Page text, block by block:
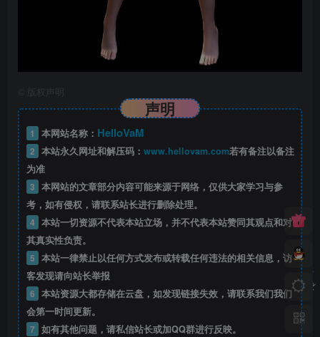
版权声明
声明
1 本网站名称： HelloVaM
2 本站永久网址和解压码： www.hellovam.com若有备注以备注
为准
3 本网站的文章部分内容可能来源于网络，仅供大家学习与参
考，如有侵权，请联系站长进行删除处理。
4 本站一切资源不代表本站立场，并不代表本站赞同其观点和对
其真实性负责。
5 本站一律禁止以任何方式发布或转载任何违法的相关信息，访
客发现请向站长举报
6 本站资源大都存储在云盘，如发现链接失效，请联系我们我们
会第一时间更新。
7 如有其他问题，请私信站长或加QQ群进行反映。